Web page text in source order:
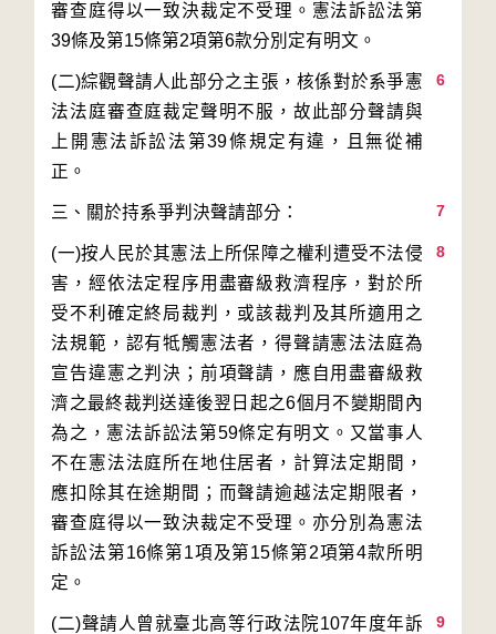
審查庭得以一致決裁定不受理。憲法訴訟法第
6
(二)綜觀聲請人此部分之主張，核係對於系爭憲
法法庭審查庭裁定聲明不服，故此部分聲請與
上開憲法訴訟法第39條規定有違，且無從補
7
8
(一)按人民於其憲法上所保障之權利遭受不法侵
害，經依法定程序用盡審級救濟程序，對於所
受不利確定終局裁判，或該裁判及其所適用之
法規範，認有牴觸憲法者，得聲請憲法法庭為
宣告違憲之判決；前項聲請，應自用盡審級救
濟之最終裁判送達後翌日起之6個月不變期間內
為之，憲法訴訟法第59條定有明文。又當事人
不在憲法法庭所在地住居者，計算法定期間，
應扣除其在途期間；而聲請逾越法定期限者，
審查庭得以一致決裁定不受理。亦分別為憲法
訴訟法第16條第1項及第15條第2項第4款所明
9
(二)聲請人曾就臺北高等行政法院107年度年訴